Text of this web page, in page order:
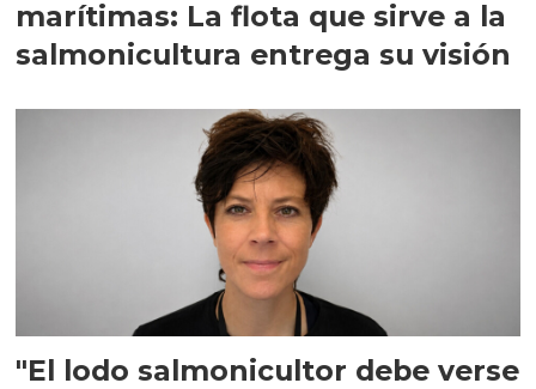
marítimas: La flota que sirve a la
salmonicultura entrega su visión
"El lodo salmonicultor debe verse